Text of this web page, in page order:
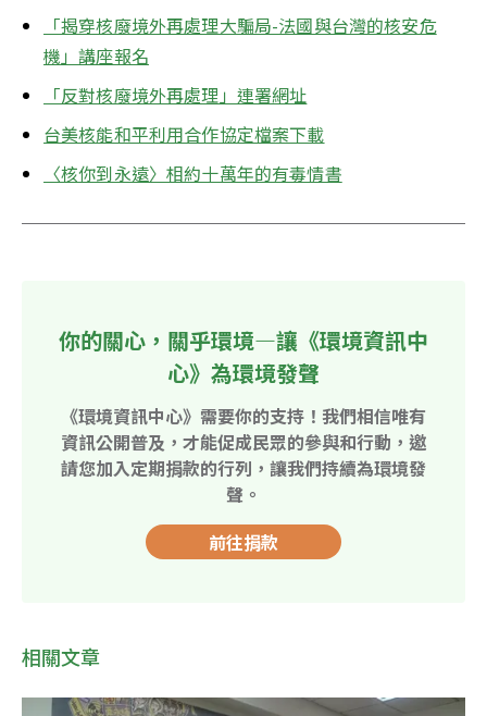
「揭穿核廢境外再處理大騙局-法國與台灣的核安危
機」講座報名
「反對核廢境外再處理」連署網址
台美核能和平利用合作協定檔案下載
〈核你到永遠〉相約十萬年的有毒情書
你的關心，關乎環境—讓《環境資訊中
心》為環境發聲
《環境資訊中心》需要你的支持！我們相信唯有
資訊公開普及，才能促成民眾的參與和行動，邀
請您加入定期捐款的行列，讓我們持續為環境發
聲。
前往捐款
相關文章